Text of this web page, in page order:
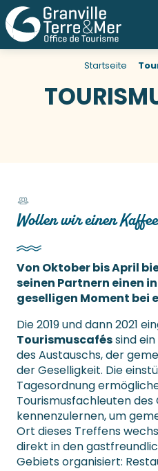
Startseite
Wollen wir einen
Von Oktober bis April
seinen Partnern einen
geselligen Moment bei
Die 2019 und dann 2021
Tourismuscaféssind
des Austauschs, der
der Geselligkeit. Die
Tagesordnung
Tourismusfachleuten des
kennenzulernen, um
Ort dieses Treffens
direkt in den
Gebiets organisiert: